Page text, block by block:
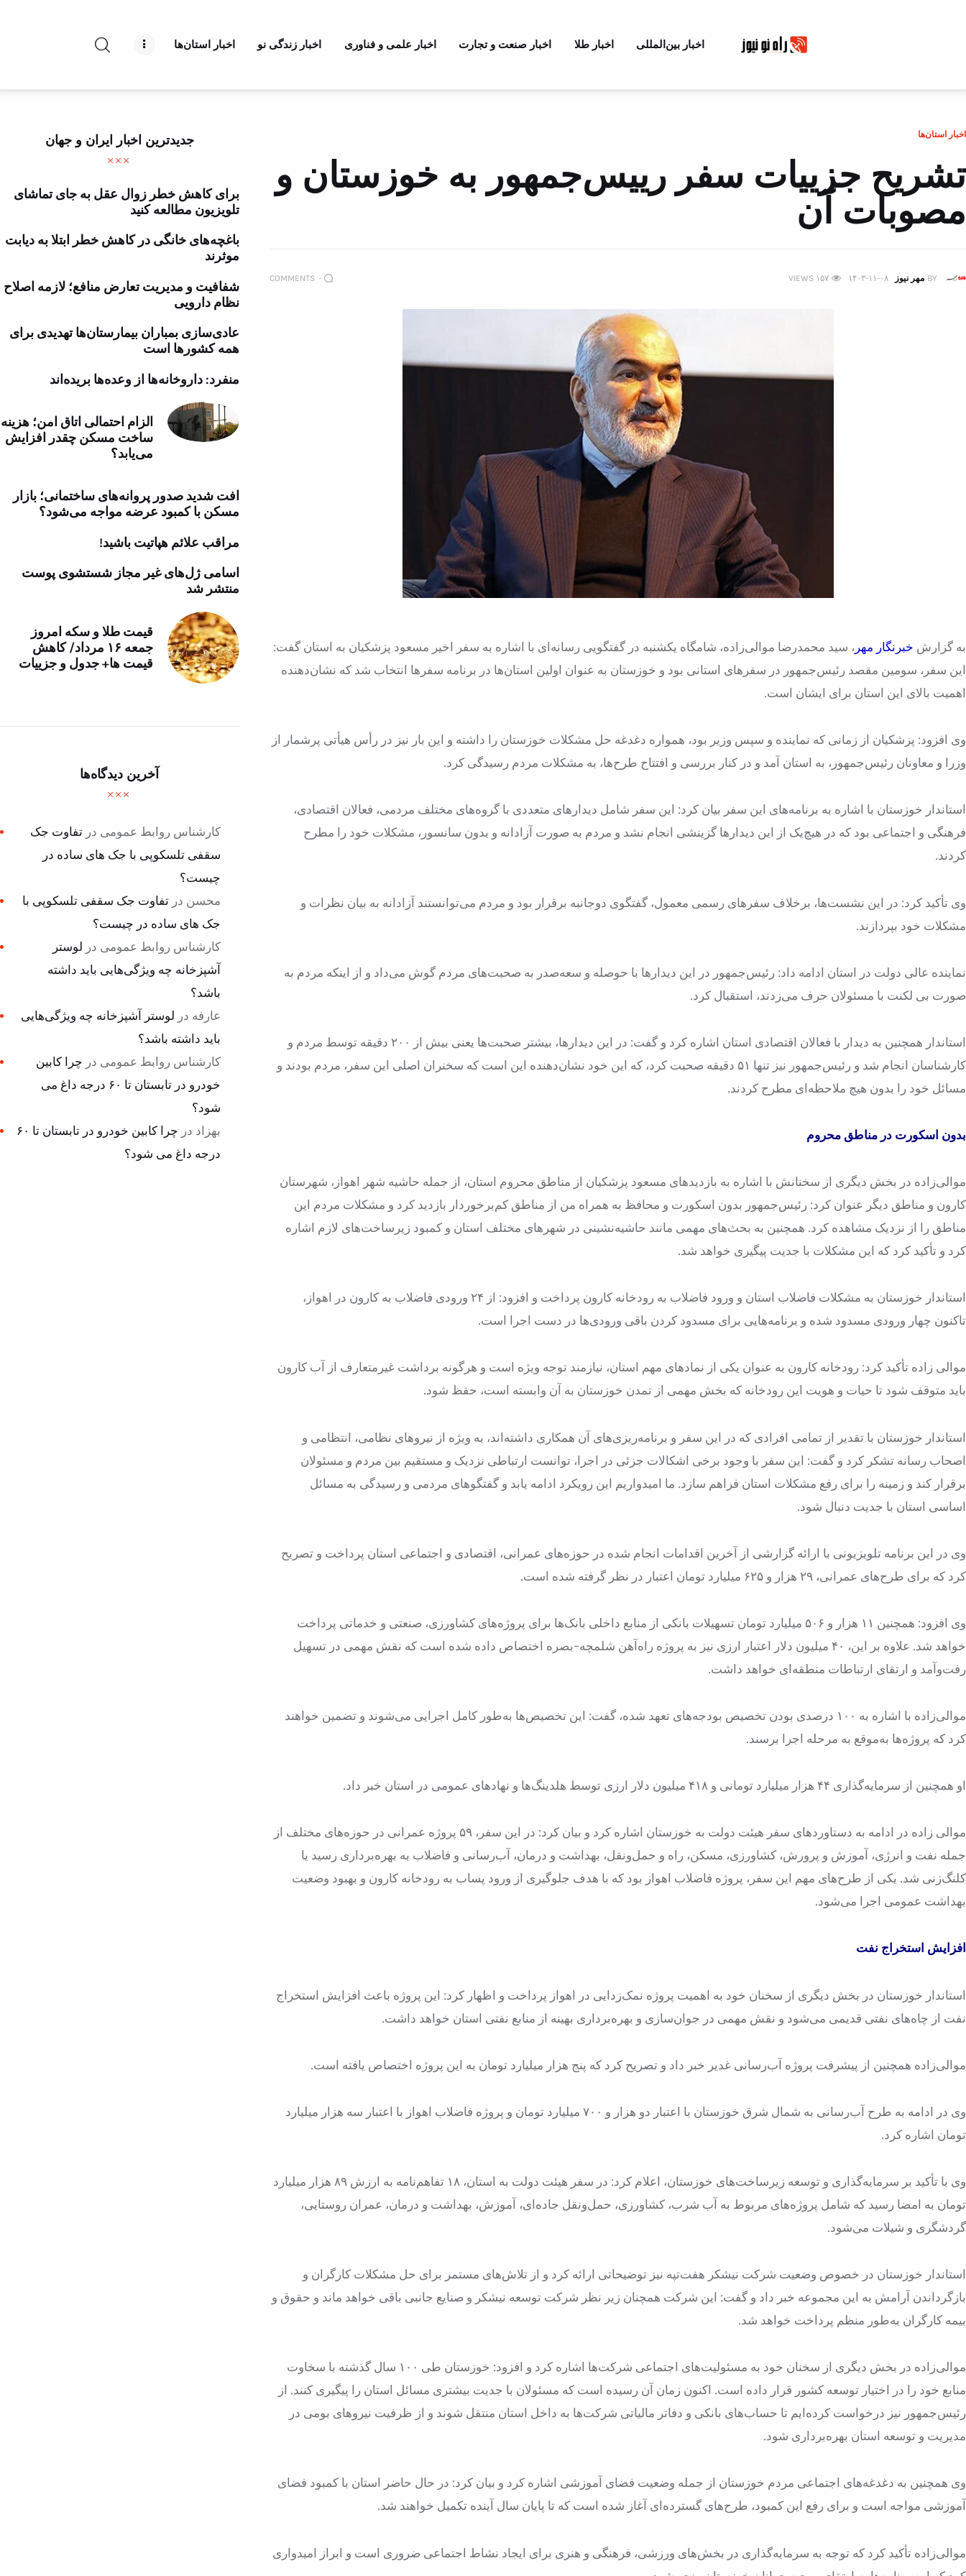
اخبار بین‌المللی اخبار طلا اخبار صنعت و تجارت اخبار علمی و فناوری اخبار زندگی نو اخبار استان‌ها
درباره راه‌ نو نیوز
تبلیغات راه نو نیوز
آوین دیلی
خرید موتور ایمپلنت
اخبار استان‌ها
تشریح جزییات سفر رییس‌جمهور به خوزستان و
مصوبات آن
BY مهر نیوز ۱۴۰۳-۱۱-۰۸ ۱۵۷ VIEWS ۰ COMMENTS
به گزارش خبرنگار مهر ، سید محمدرضا موالی‌زاده، شامگاه یکشنبه در گفتگویی رسانه‌ای با اشاره به سفر اخیر مسعود پزشکیان به استان گفت:
این سفر، سومین مقصد رئیس‌جمهور در سفرهای استانی بود و خوزستان به عنوان اولین استان‌ها در برنامه سفرها انتخاب شد که نشان‌دهنده
اهمیت بالای این استان برای ایشان است.
وی افزود: پزشکیان از زمانی که نماینده و سپس وزیر بود، همواره دغدغه حل مشکلات خوزستان را داشته و این بار نیز در رأس هیأتی پرشمار از
وزرا و معاونان رئیس‌جمهور، به استان آمد و در کنار بررسی و افتتاح طرح‌ها، به مشکلات مردم رسیدگی کرد.
استاندار خوزستان با اشاره به برنامه‌های این سفر بیان کرد: این سفر شامل دیدارهای متعددی با گروه‌های مختلف مردمی، فعالان اقتصادی،
فرهنگی و اجتماعی بود که در هیچ‌یک از این دیدارها گزینشی انجام نشد و مردم به صورت آزادانه و بدون سانسور، مشکلات خود را مطرح
کردند.
وی تأکید کرد: در این نشست‌ها، برخلاف سفرهای رسمی معمول، گفتگوی دوجانبه برقرار بود و مردم می‌توانستند آزادانه به بیان نظرات و
مشکلات خود بپردازند.
نماینده عالی دولت در استان ادامه داد: رئیس‌جمهور در این دیدارها با حوصله و سعه‌صدر به صحبت‌های مردم گوش می‌داد و از اینکه مردم به
صورت بی لکنت با مسئولان حرف می‌زدند، استقبال کرد.
استاندار همچنین به دیدار با فعالان اقتصادی استان اشاره کرد و گفت: در این دیدارها، بیشتر صحبت‌ها یعنی بیش از ۲۰۰ دقیقه توسط مردم و
کارشناسان انجام شد و رئیس‌جمهور نیز تنها ۵۱ دقیقه صحبت کرد، که این خود نشان‌دهنده این است که سخنران اصلی این سفر، مردم بودند و
مسائل خود را بدون هیچ ملاحظه‌ای مطرح کردند.
بدون اسکورت در مناطق محروم
موالی‌زاده در بخش دیگری از سخنانش با اشاره به بازدیدهای مسعود پزشکیان از مناطق محروم استان، از جمله حاشیه شهر اهواز، شهرستان
کارون و مناطق دیگر عنوان کرد: رئیس‌جمهور بدون اسکورت و محافظ به همراه من از مناطق کم‌برخوردار بازدید کرد و مشکلات مردم این
مناطق را از نزدیک مشاهده کرد. همچنین به بحث‌های مهمی مانند حاشیه‌نشینی در شهرهای مختلف استان و کمبود زیرساخت‌های لازم اشاره
کرد و تأکید کرد که این مشکلات با جدیت پیگیری خواهد شد.
استاندار خوزستان به مشکلات فاضلاب استان و ورود فاضلاب به رودخانه کارون پرداخت و افزود: از ۲۴ ورودی فاضلاب به کارون در اهواز،
تاکنون چهار ورودی مسدود شده و برنامه‌هایی برای مسدود کردن باقی ورودی‌ها در دست اجرا است.
موالی زاده تأکید کرد: رودخانه کارون به عنوان یکی از نمادهای مهم استان، نیازمند توجه ویژه است و هرگونه برداشت غیرمتعارف از آب کارون
باید متوقف شود تا حیات و هویت این رودخانه که بخش مهمی از تمدن خوزستان به آن وابسته است، حفظ شود.
استاندار خوزستان با تقدیر از تمامی افرادی که در این سفر و برنامه‌ریزی‌های آن همکاری داشته‌اند، به ویژه از نیروهای نظامی، انتظامی و
اصحاب رسانه تشکر کرد و گفت: این سفر با وجود برخی اشکالات جزئی در اجرا، توانست ارتباطی نزدیک و مستقیم بین مردم و مسئولان
برقرار کند و زمینه را برای رفع مشکلات استان فراهم سازد. ما امیدواریم این رویکرد ادامه یابد و گفتگوهای مردمی و رسیدگی به مسائل
اساسی استان با جدیت دنبال شود.
وی در این برنامه تلویزیونی با ارائه گزارشی از آخرین اقدامات انجام شده در حوزه‌های عمرانی، اقتصادی و اجتماعی استان پرداخت و تصریح
کرد که برای طرح‌های عمرانی، ۲۹ هزار و ۶۲۵ میلیارد تومان اعتبار در نظر گرفته شده است.
وی افزود: همچنین ۱۱ هزار و ۵۰۶ میلیارد تومان تسهیلات بانکی از منابع داخلی بانک‌ها برای پروژه‌های کشاورزی، صنعتی و خدماتی پرداخت
خواهد شد. علاوه بر این، ۴۰ میلیون دلار اعتبار ارزی نیز به پروژه راه‌آهن شلمچه-بصره اختصاص داده شده است که نقش مهمی در تسهیل
رفت‌وآمد و ارتقای ارتباطات منطقه‌ای خواهد داشت.
موالی‌زاده با اشاره به ۱۰۰ درصدی بودن تخصیص بودجه‌های تعهد شده، گفت: این تخصیص‌ها به‌طور کامل اجرایی می‌شوند و تضمین خواهند
کرد که پروژه‌ها به‌موقع به مرحله اجرا برسند.
او همچنین از سرمایه‌گذاری ۴۴ هزار میلیارد تومانی و ۴۱۸ میلیون دلار ارزی توسط هلدینگ‌ها و نهادهای عمومی در استان خبر داد.
موالی زاده در ادامه به دستاوردهای سفر هیئت دولت به خوزستان اشاره کرد و بیان کرد: در این سفر، ۵۹ پروژه عمرانی در حوزه‌های مختلف از
جمله نفت و انرژی، آموزش و پرورش، کشاورزی، مسکن، راه و حمل‌ونقل، بهداشت و درمان، آب‌رسانی و فاضلاب به بهره‌برداری رسید یا
کلنگ‌زنی شد. یکی از طرح‌های مهم این سفر، پروژه فاضلاب اهواز بود که با هدف جلوگیری از ورود پساب به رودخانه کارون و بهبود وضعیت
بهداشت عمومی اجرا می‌شود.
افزایش استخراج نفت
استاندار خوزستان در بخش دیگری از سخنان خود به اهمیت پروژه نمک‌زدایی در اهواز پرداخت و اظهار کرد: این پروژه باعث افزایش استخراج
نفت از چاه‌های نفتی قدیمی می‌شود و نقش مهمی در جوان‌سازی و بهره‌برداری بهینه از منابع نفتی استان خواهد داشت.
موالی‌زاده همچنین از پیشرفت پروژه آب‌رسانی غدیر خبر داد و تصریح کرد که پنج هزار میلیارد تومان به این پروژه اختصاص یافته است.
وی در ادامه به طرح آب‌رسانی به شمال شرق خوزستان با اعتبار دو هزار و ۷۰۰ میلیارد تومان و پروژه فاضلاب اهواز با اعتبار سه هزار میلیارد
تومان اشاره کرد.
وی با تأکید بر سرمایه‌گذاری و توسعه زیرساخت‌های خوزستان، اعلام کرد: در سفر هیئت دولت به استان، ۱۸ تفاهم‌نامه به ارزش ۸۹ هزار میلیارد
تومان به امضا رسید که شامل پروژه‌های مربوط به آب شرب، کشاورزی، حمل‌ونقل جاده‌ای، آموزش، بهداشت و درمان، عمران روستایی،
گردشگری و شیلات می‌شود.
استاندار خوزستان در خصوص وضعیت شرکت نیشکر هفت‌تپه نیز توضیحاتی ارائه کرد و از تلاش‌های مستمر برای حل مشکلات کارگران و
بازگرداندن آرامش به این مجموعه خبر داد و گفت: این شرکت همچنان زیر نظر شرکت توسعه نیشکر و صنایع جانبی باقی خواهد ماند و حقوق و
بیمه کارگران به‌طور منظم پرداخت خواهد شد.
موالی‌زاده در بخش دیگری از سخنان خود به مسئولیت‌های اجتماعی شرکت‌ها اشاره کرد و افزود: خوزستان طی ۱۰۰ سال گذشته با سخاوت
منابع خود را در اختیار توسعه کشور قرار داده است. اکنون زمان آن رسیده است که مسئولان با جدیت بیشتری مسائل استان را پیگیری کنند. از
رئیس‌جمهور نیز درخواست کرده‌ایم تا حساب‌های بانکی و دفاتر مالیاتی شرکت‌ها به داخل استان منتقل شوند و از ظرفیت نیروهای بومی در
مدیریت و توسعه استان بهره‌برداری شود.
وی همچنین به دغدغه‌های اجتماعی مردم خوزستان از جمله وضعیت فضای آموزشی اشاره کرد و بیان کرد: در حال حاضر استان با کمبود فضای
آموزشی مواجه است و برای رفع این کمبود، طرح‌های گسترده‌ای آغاز شده است که تا پایان سال آینده تکمیل خواهند شد.
موالی‌زاده تأکید کرد که توجه به سرمایه‌گذاری در بخش‌های ورزشی، فرهنگی و هنری برای ایجاد نشاط اجتماعی ضروری است و ابراز امیدواری
جدیدترین اخبار ایران و جهان
برای کاهش خطر زوال عقل به جای تماشای
تلویزیون مطالعه کنید
باغچه‌های خانگی در کاهش خطر ابتلا به دیابت
موثرند
شفافیت و مدیریت تعارض منافع؛ لازمه اصلاح
نظام دارویی
عادی‌سازی بمباران بیمارستان‌ها تهدیدی برای
همه کشورها است
منفرد: داروخانه‌ها از وعده‌ها بریده‌اند
الزام احتمالی اتاق امن؛ هزینه
ساخت مسکن چقدر افزایش
می‌یابد؟
افت شدید صدور پروانه‌های ساختمانی؛ بازار
مسکن با کمبود عرضه مواجه می‌شود؟
مراقب علائم هپاتیت باشید!
اسامی ژل‌های غیر مجاز شستشوی پوست
منتشر شد
قیمت طلا و سکه امروز
جمعه ۱۶ مرداد/ کاهش
قیمت ها+ جدول و جزییات
آخرین دیدگاه‌ها
کارشناس روابط عمومی در تفاوت جک
سقفی تلسکوپی با جک های ساده در
چیست؟
محسن در تفاوت جک سقفی تلسکوپی با
جک های ساده در چیست؟
کارشناس روابط عمومی در لوستر
آشپزخانه چه ویژگی‌هایی باید داشته
باشد؟
عارفه در لوستر آشپزخانه چه ویژگی‌هایی
باید داشته باشد؟
کارشناس روابط عمومی در چرا کابین
خودرو در تابستان تا ۶۰ درجه داغ می
شود؟
بهزاد در
چرا کابین خودرو در تابستان تا ۶۰
درجه داغ می شود؟